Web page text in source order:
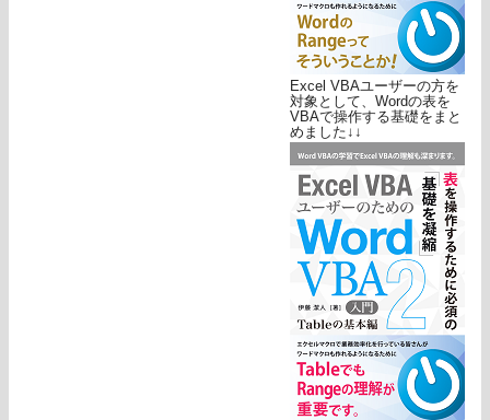
Excel VBAユーザーの方を
対象として、Wordの表を
VBAで操作する基礎をまと
めました↓↓